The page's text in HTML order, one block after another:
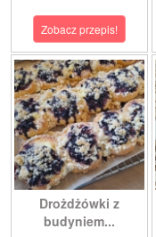
Zobacz przepis!
Drożdżówki z
budyniem...